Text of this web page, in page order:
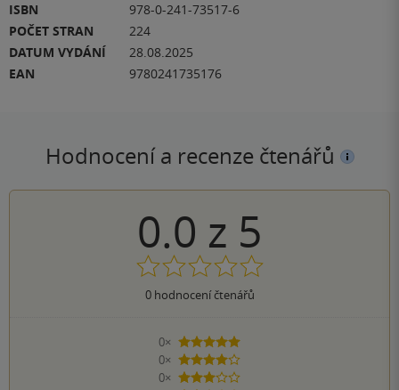
ISBN
978-0-241-73517-6
POČET STRAN
224
DATUM VYDÁNÍ
28.08.2025
EAN
9780241735176
Hodnocení a recenze čtenářů
0.0 z 5
0hodnocení čtenářů
0×
5 hvězdiček
0×
4 hvězdičky
0×
3 hvězdičky